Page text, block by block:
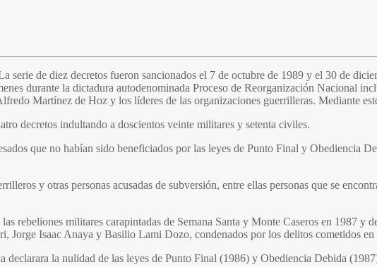
serie de diez decretos fueron sancionados el 7 de octubre de 1989 y el 30 de
durante la dictadura autodenominada Proceso de Reorganización Nacional
Martínez de Hoz y los líderes de las organizaciones guerrilleras. Mediante
decretos indultando a doscientos veinte militares y setenta civiles.
que no habían sido beneficiados por las leyes de Punto Final y Obediencia
y otras personas acusadas de subversión, entre ellas personas que se
rebeliones militares carapintadas de Semana Santa y Monte Caseros en 1987
Jorge Isaac Anaya y Basilio Lami Dozo, condenados por los delitos cometidos
la nulidad de las leyes de Punto Final (1986) y Obediencia Debida